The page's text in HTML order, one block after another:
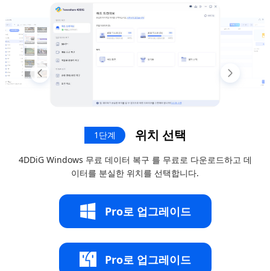
1단계 위치 선택
4DDiG Windows 무료 데이터 복구 를 무료로 다운로드하고 데
이터를 분실한 위치를 선택합니다.
Pro로 업그레이드
Pro로 업그레이드